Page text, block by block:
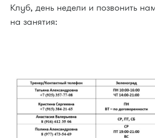
Клуб, день недели и позвонить
на занятия: